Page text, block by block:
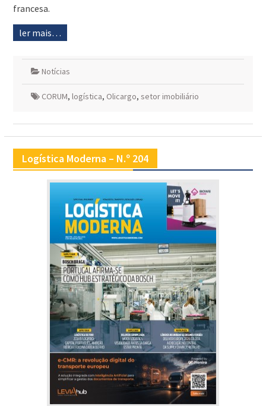
francesa.
ler mais…
Notícias
CORUM, logística, Olicargo, setor imobiliário
Logística Moderna – N.º 204